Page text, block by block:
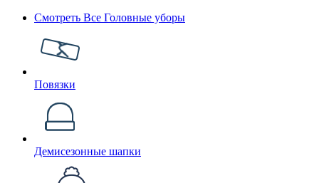
Смотреть Все Головные уборы
Повязки
Демисезонные шапки